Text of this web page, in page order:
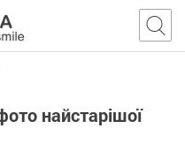
найстарішої